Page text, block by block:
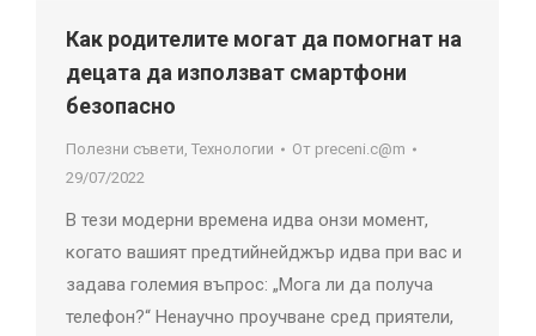
Как родителите могат да помогнат на
децата да използват смартфони
безопасно
Полезни съвети Технологии От preceni.c@m
29/07/2022
В тези модерни времена идва онзи момент,
когато вашият предтийнейджър идва при вас и
задава големия въпрос: „Мога ли да получа
телефон?“ Ненаучно проучване сред приятели,